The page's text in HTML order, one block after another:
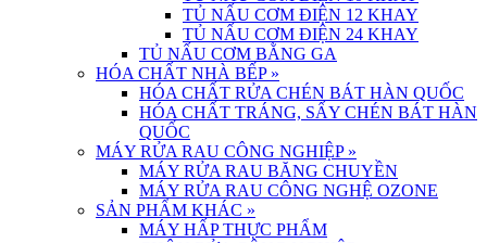
TỦ NẤU CƠM ĐIỆN 12 KHAY
TỦ NẤU CƠM ĐIỆN 24 KHAY
TỦ NẤU CƠM BẰNG GA
HÓA CHẤT NHÀ BẾP »
HÓA CHẤT RỬA CHÉN BÁT HÀN QUỐC
HÓA CHẤT TRÁNG, SẤY CHÉN BÁT HÀN
QUỐC
MÁY RỬA RAU CÔNG NGHIỆP »
MÁY RỬA RAU BĂNG CHUYỀN
MÁY RỬA RAU CÔNG NGHỆ OZONE
SẢN PHẨM KHÁC »
MÁY HẤP THỰC PHẨM